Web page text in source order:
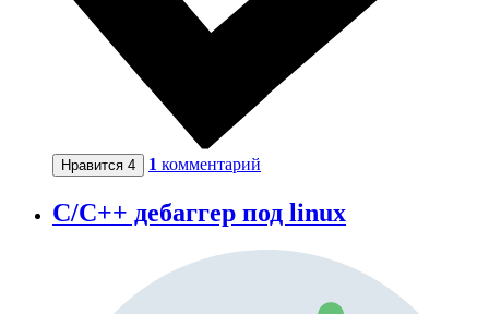
Нравится 4 1 комментарий
С/С++ дебаггер под linux